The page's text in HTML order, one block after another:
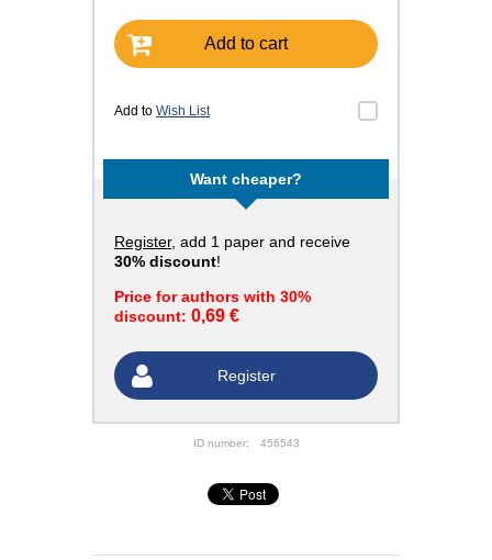
Add to cart
Add to Wish List
Want cheaper?
Register, add 1 paper and receive
30% discount!
Price for authors with 30%
discount: 0,69 €
Register
ID number: 456543